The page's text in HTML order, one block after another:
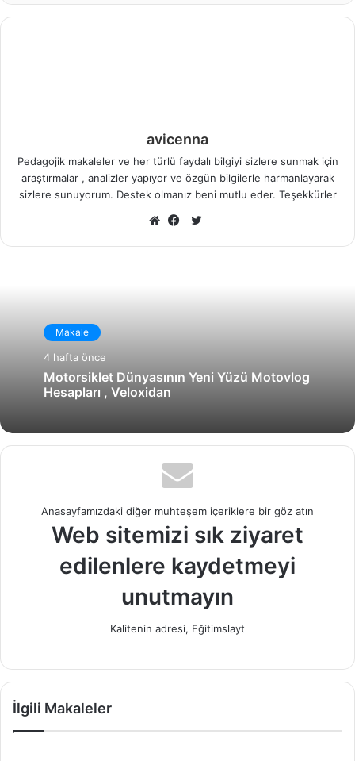
avicenna
Pedagojik makaleler ve her türlü faydalı bilgiyi sizlere sunmak için
araştırmalar , analizler yapıyor ve özgün bilgilerle harmanlayarak
sizlere sunuyorum. Destek olmanız beni mutlu eder. Teşekkürler
X
Makale
4 hafta önce
Motorsiklet Dünyasının Yeni Yüzü Motovlog
Hesapları , Veloxidan
Anasayfamızdaki diğer muhteşem içeriklere bir göz atın
Web sitemizi sık ziyaret
edilenlere kaydetmeyi
unutmayın
Kalitenin adresi, Eğitimslayt
İlgili Makaleler